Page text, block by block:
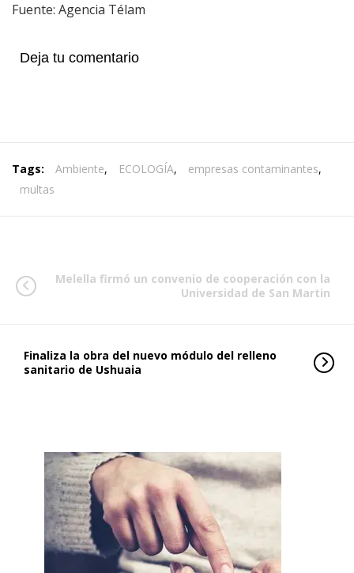
Fuente: Agencia Télam
Deja tu comentario
Tags: Ambiente, ECOLOGÍA, empresas contaminantes,
multas
Melella firmó un convenio de cooperación con la
Universidad de San Martin
Finaliza la obra del nuevo módulo del relleno
sanitario de Ushuaia